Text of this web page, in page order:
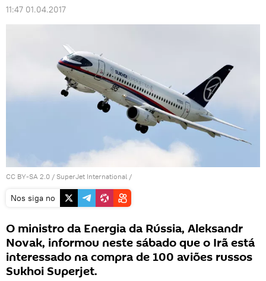
11:47 01.04.2017
CC BY-SA 2.0 / SuperJet International /
Nos siga no
O ministro da Energia da Rússia, Aleksandr
Novak, informou neste sábado que o Irã está
interessado na compra de 100 aviões russos
Sukhoi Superjet.